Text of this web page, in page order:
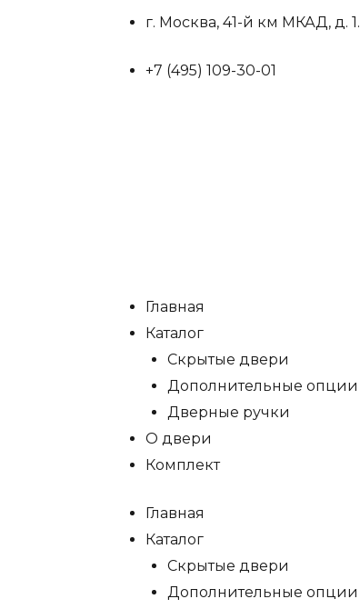
г. Москва, 41-й км МКАД, д. 1.
+7 (495) 109-30-01
Главная
Каталог
Скрытые двери
Дополнительные опции
Дверные ручки
О двери
Комплект
Главная
Каталог
Скрытые двери
Дополнительные опции